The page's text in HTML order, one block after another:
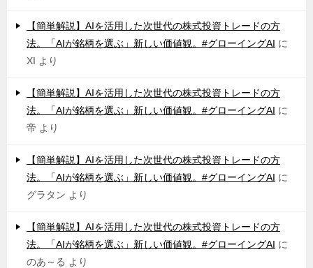
【簡単解説】AIを活用した次世代の株式投資トレードの方
法。「AIが銘柄を選ぶ」新しい価値観。#グローイングAI に
XI より
【簡単解説】AIを活用した次世代の株式投資トレードの方
法。「AIが銘柄を選ぶ」新しい価値観。#グローイングAI に
帝 より
【簡単解説】AIを活用した次世代の株式投資トレードの方
法。「AIが銘柄を選ぶ」新しい価値観。#グローイングAI に
グラタン より
【簡単解説】AIを活用した次世代の株式投資トレードの方
法。「AIが銘柄を選ぶ」新しい価値観。#グローイングAI に
のあ～る より